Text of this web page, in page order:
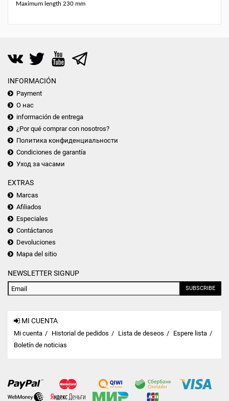
Maximum length 230 mm
INFORMACIÓN
Payment
О нас
información de entrega
¿Por qué comprar con nosotros?
Политика конфиденциальности
Condiciones de garantía
Уход за часами
EXTRAS
Marcas
Afiliados
Especiales
Contáctanos
Devoluciones
Mapa del sitio
NEWSLETTER SIGNUP
SUBSCRIBE
MI CUENTA
Mi cuenta Historial de pedidos Lista de deseos
Espere lista
Boletín de noticias